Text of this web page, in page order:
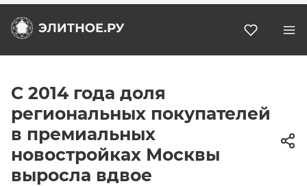
С 2014 года доля
региональных покупателей
в премиальных
новостройках Москвы
выросла вдвое